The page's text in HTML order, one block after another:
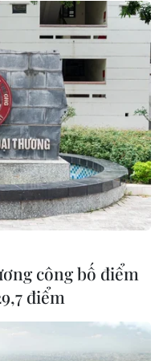
trị,
giật
công bố điểm
điểm